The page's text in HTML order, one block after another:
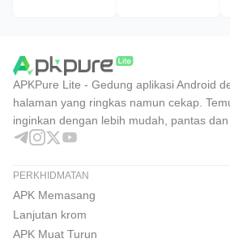
APKPure Lite - Gedung aplikasi Android
halaman yang ringkas namun cekap.
inginkan dengan lebih mudah, pantas
PERKHIDMATAN
APK Memasang
Lanjutan krom
APK Muat Turun